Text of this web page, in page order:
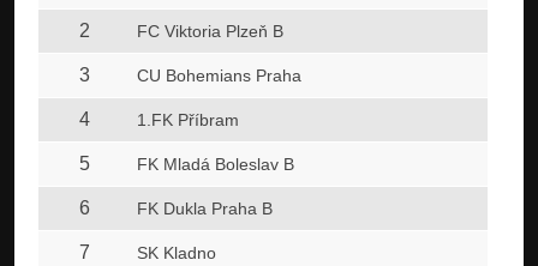
2 FC Viktoria Plzeň B
3 CU Bohemians Praha
4 1.FK Příbram
5 FK Mladá Boleslav B
6 FK Dukla Praha B
7 SK Kladno